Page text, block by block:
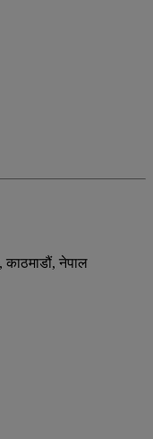
काठमाडौं, नेपाल